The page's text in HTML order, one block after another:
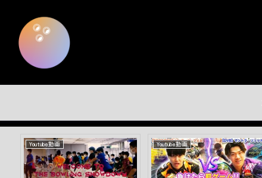
Youtube動画 Youtube動画